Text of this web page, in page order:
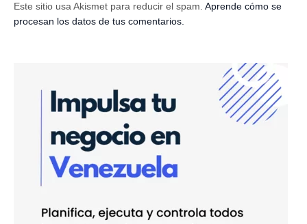
Este sitio usa Akismet para reducir el spam. Aprende cómo se
procesan los datos de tus comentarios.